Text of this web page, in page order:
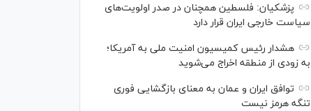
پزشکیان: فلسطین همچنان در صدر اولویت‌های
سیاست خارجی ایران قرار دارد
هشدار رئیس کمیسیون امنیت ملی به آمریکا؛
به زودی از منطقه اخراج می‌شوید
توافق ایران و عمان به معنای بازگشایی فوری
تنگه هرمز نیست